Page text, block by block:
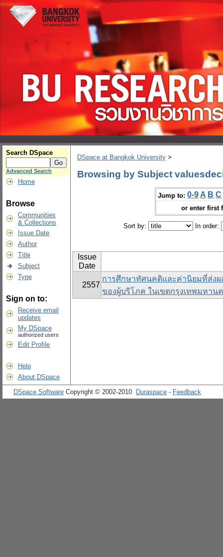
Search DSpace
Advanced Search
Home
Browse
Communities
& Collections
Issue Date
Author
Title
Subject
Type
Sign on to:
Receive email
updates
My DSpace
authorized users
Edit Profile
Help
About DSpace
DSpace at Bangkok University >
Browsing by Subject
Jump to: 0-9 A B C
or enter first
Sort by: In order:
Issue
Date
2557
การศึกษาทัศนคติและค่านิยมที่ส่ง
ของผู้บริโภค ในเขตกรุงเทพมหาน
DSpace Software Copyright © 2002-2010 Duraspace - Feedback